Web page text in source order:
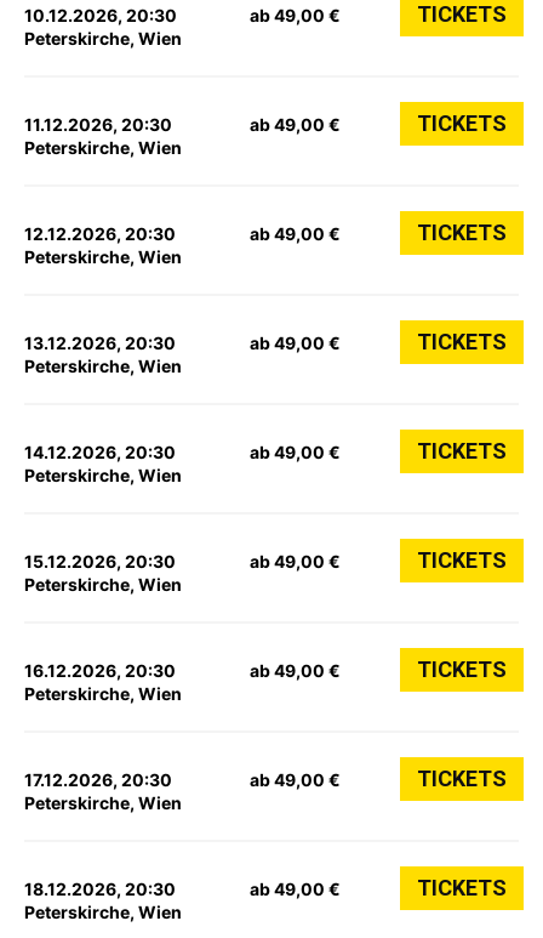
10.12.2026, 20:30
Peterskirche, Wien
ab 49,00 € TICKETS
11.12.2026, 20:30
Peterskirche, Wien
ab 49,00 € TICKETS
12.12.2026, 20:30
Peterskirche, Wien
ab 49,00 € TICKETS
13.12.2026, 20:30
Peterskirche, Wien
ab 49,00 € TICKETS
14.12.2026, 20:30
Peterskirche, Wien
ab 49,00 € TICKETS
15.12.2026, 20:30
Peterskirche, Wien
ab 49,00 € TICKETS
16.12.2026, 20:30
Peterskirche, Wien
ab 49,00 € TICKETS
17.12.2026, 20:30
Peterskirche, Wien
ab 49,00 € TICKETS
18.12.2026, 20:30
Peterskirche, Wien
ab 49,00 € TICKETS